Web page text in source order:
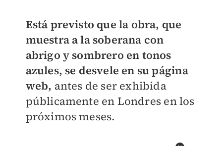
Está previsto que la obra, que
muestra a la soberana con
abrigo y sombrero en tonos
azules, se desvele en su página
web, antes de ser exhibida
públicamente en Londres en los
próximos meses.